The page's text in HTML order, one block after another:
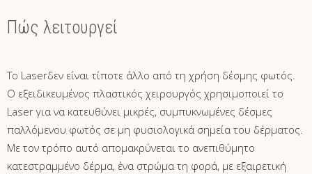
Πώς λειτουργεί
Το Laserδεν είναι τίποτε άλλο από τη χρήση δέσμης φωτός.
Ο εξειδικευμένος πλαστικός χειρουργός χρησιμοποιεί το
Laser για να κατευθύνει μικρές, συμπυκνωμένες δέσμες
παλλόμενου φωτός σε μη φυσιολογικά σημεία του δέρματος.
Με τον τρόπο αυτό απομακρύνεται το ανεπιθύμητο
κατεστραμμένο δέρμα, ένα στρώμα τη φορά, με εξαιρετική